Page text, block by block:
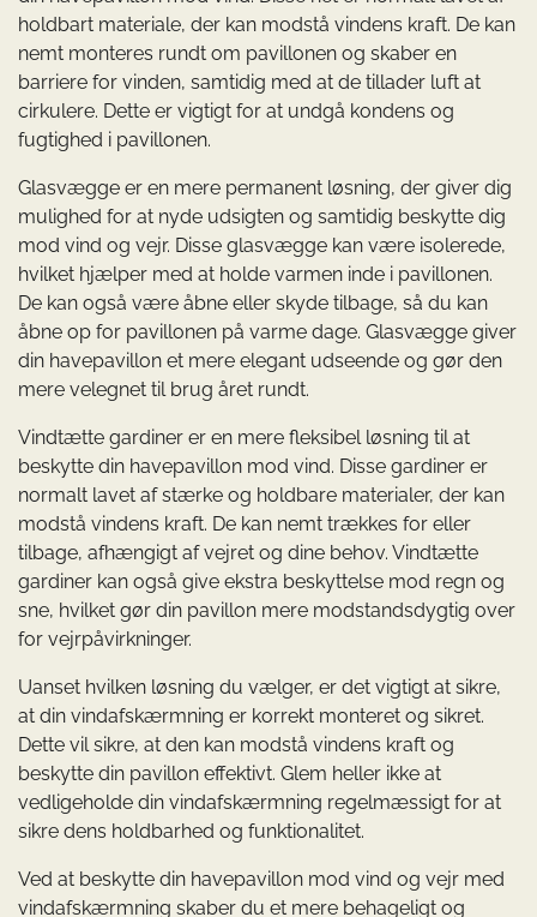
holdbart materiale, der kan modstå vindens kraft. De kan
nemt monteres rundt om pavillonen og skaber en
barriere for vinden, samtidig med at de tillader luft at
cirkulere. Dette er vigtigt for at undgå kondens og
fugtighed i pavillonen.
Glasvægge er en mere permanent løsning, der giver dig
mulighed for at nyde udsigten og samtidig beskytte dig
mod vind og vejr. Disse glasvægge kan være isolerede,
hvilket hjælper med at holde varmen inde i pavillonen.
De kan også være åbne eller skyde tilbage, så du kan
åbne op for pavillonen på varme dage. Glasvægge giver
din havepavillon et mere elegant udseende og gør den
mere velegnet til brug året rundt.
Vindtætte gardiner er en mere fleksibel løsning til at
beskytte din havepavillon mod vind. Disse gardiner er
normalt lavet af stærke og holdbare materialer, der kan
modstå vindens kraft. De kan nemt trækkes for eller
tilbage, afhængigt af vejret og dine behov. Vindtætte
gardiner kan også give ekstra beskyttelse mod regn og
sne, hvilket gør din pavillon mere modstandsdygtig over
for vejrpåvirkninger.
Uanset hvilken løsning du vælger, er det vigtigt at sikre,
at din vindafskærmning er korrekt monteret og sikret.
Dette vil sikre, at den kan modstå vindens kraft og
beskytte din pavillon effektivt. Glem heller ikke at
vedligeholde din vindafskærmning regelmæssigt for at
sikre dens holdbarhed og funktionalitet.
Ved at beskytte din havepavillon mod vind og vejr med
vindafskærmning skaber du et mere behageligt og